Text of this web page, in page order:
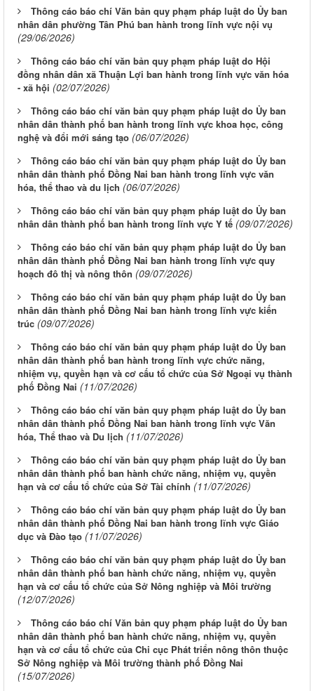
Thông cáo báo chí Văn bản quy phạm pháp luật do Ủy ban
nhân dân phường Tân Phú ban hành trong lĩnh vực nội vụ
(29/06/2026)
Thông cáo báo chí văn bản quy phạm pháp luật do Hội
đồng nhân dân xã Thuận Lợi ban hành trong lĩnh vực văn hóa
- xã hội (02/07/2026)
Thông cáo báo chí văn bản quy phạm pháp luật do Ủy ban
nhân dân thành phố ban hành trong lĩnh vực khoa học, công
nghệ và đổi mới sáng tạo (06/07/2026)
Thông cáo báo chí văn bản quy phạm pháp luật do Ủy ban
nhân dân thành phố Đồng Nai ban hành trong lĩnh vực văn
hóa, thể thao và du lịch (06/07/2026)
Thông cáo báo chí văn bản quy phạm pháp luật do Ủy ban
nhân dân thành phố ban hành trong lĩnh vực Y tế (09/07/2026)
Thông cáo báo chí văn bản quy phạm pháp luật do Ủy ban
nhân dân thành phố Đồng Nai ban hành trong lĩnh vực quy
hoạch đô thị và nông thôn (09/07/2026)
Thông cáo báo chí văn bản quy phạm pháp luật do Ủy ban
nhân dân thành phố Đồng Nai ban hành trong lĩnh vực kiến
trúc (09/07/2026)
Thông cáo báo chí văn bản quy phạm pháp luật do Ủy ban
nhân dân thành phố ban hành trong lĩnh vực chức năng,
nhiệm vụ, quyền hạn và cơ cấu tổ chức của Sở Ngoại vụ thành
phố Đồng Nai (11/07/2026)
Thông cáo báo chí văn bản quy phạm pháp luật do Ủy ban
nhân dân thành phố Đồng Nai ban hành trong lĩnh vực Văn
hóa, Thể thao và Du lịch (11/07/2026)
Thông cáo báo chí văn bản quy phạm pháp luật do Ủy ban
nhân dân thành phố ban hành chức năng, nhiệm vụ, quyền
hạn và cơ cấu tổ chức của Sở Tài chính (11/07/2026)
Thông cáo báo chí văn bản quy phạm pháp luật do Ủy ban
nhân dân thành phố Đồng Nai ban hành trong lĩnh vực Giáo
dục và Đào tạo (11/07/2026)
Thông cáo báo chí văn bản quy phạm pháp luật do Ủy ban
nhân dân thành phố ban hành chức năng, nhiệm vụ, quyền
hạn và cơ cấu tổ chức của Sở Nông nghiệp và Môi trường
(12/07/2026)
Thông cáo báo chí Văn bản quy phạm pháp luật do Ủy ban
nhân dân thành phố ban hành chức năng, nhiệm vụ, quyền
hạn và cơ cấu tổ chức của Chi cục Phát triển nông thôn thuộc
Sở Nông nghiệp và Môi trường thành phố Đồng Nai
(15/07/2026)